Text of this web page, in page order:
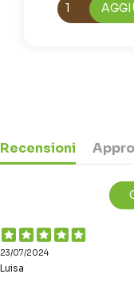
Recensioni
23/07/2024
Luisa